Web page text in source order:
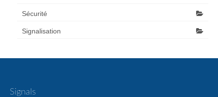
Sécurité
Signalisation
Signals